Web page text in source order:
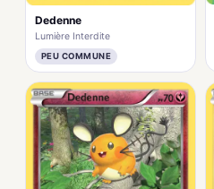
Dedenne
Lumière Interdite
PEU COMMUNE